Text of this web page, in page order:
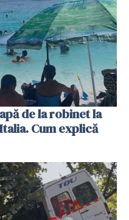
de la robinet la
Cum explică